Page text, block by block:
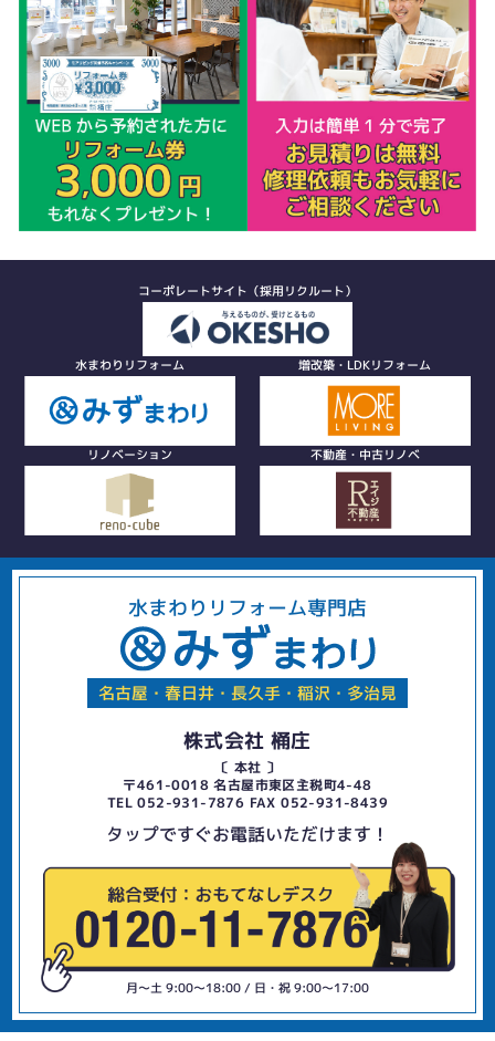
コーポレートサイト（採用リクルート）
水まわりリフォーム 増改築・LDKリフォーム
リノベーション 不動産・中古リノベ
水まわりリフォーム専門店
名古屋・春日井・長久手・稲沢・多治見
株式会社 桶庄
〔 本社 〕
〒461-0018 名古屋市東区主税町4-48
TEL 052-931-7876 FAX 052-931-8439
タップですぐお電話いただけます！
月〜土 9:00〜18:00 / 日・祝 9:00〜17:00